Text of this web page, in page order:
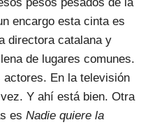
encargo esta cinta es
directora catalana y
de lugares comunes.
actores. En la televisión
Y ahí está bien. Otra
es Nadie quiere la